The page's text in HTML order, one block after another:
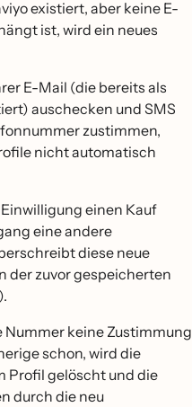
existiert, aber keine E-
ist, wird ein neues
E-Mail (die bereits als
auschecken und SMS
zustimmen,
nicht automatisch
einen Kauf
eine andere
diese neue
der zuvor gespeicherten
Nummer keine Zustimmung
schon, wird die
Profil gelöscht und die
durch die neu